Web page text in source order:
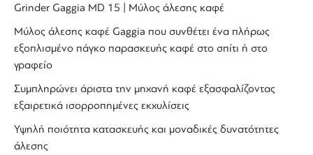
Grinder Gaggia MD 15 | Μύλος άλεσης καφέ
Μύλος άλεσης καφέ Gaggia που συνθέτει ένα πλήρως
εξοπλισμένο πάγκο παρασκευής καφέ στο σπίτι ή στο
γραφείο
Συμπληρώνει άριστα την μηχανή καφέ εξασφαλίζοντας
εξαιρετικά ισορροπημένες εκχυλίσεις
Υψηλή ποιότητα κατασκευής και μοναδικές δυνατότητες
άλεσης